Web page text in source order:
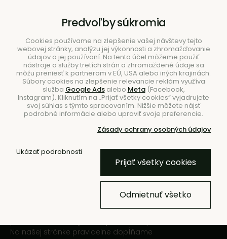
Hľadať
Novinky
Pretože pekný priestor robí
Zariaďovanie nie je vždy o veľkých
Na našej stránke pravidelne dopĺňame
Predvoľby súkromia
Cookies používame na zlepšenie vašej návštevy tejto
webovej stránky, analýzu jej výkonnosti a zhromažďovanie
údajov o jej používaní. Na tento účel môžeme použiť
nástroje a služby tretích strán a zhromaždené údaje sa
môžu preniesť k partnerom v EÚ, USA alebo iných krajinách.
Súbory cookies na zlepšenie relevancie reklám využíva
služba Google Adsalebo Meta(Facebook,
Instagram). Kliknutím na „Prijať všetky cookies“ vyjadrujete
svoj súhlas s týmto spracovaním. Nižšie môžete nájsť
podrobné informácie alebo upraviť svoje preferencie.
Zásady ochrany osobných údajov
Ukázať podrobnosti
Prijať všetky cookies
Odmietnuť všetko